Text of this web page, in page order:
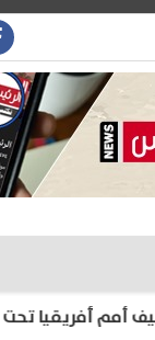
لأولمبياد لوس أنجلوس 2028